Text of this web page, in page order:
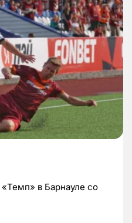
в Барнауле со